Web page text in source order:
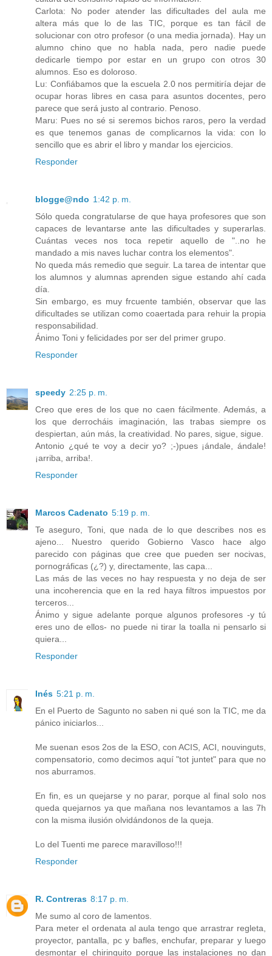
Carlota: No poder atender las dificultades del aula me
altera más que lo de las TIC, porque es tan fácil de
solucionar con otro profesor (o una media jornada). Hay un
alumno chino que no habla nada, pero nadie puede
dedicarle tiempo por estar en un grupo con otros 30
alumnos. Eso es doloroso.
Lu: Confiábamos que la escuela 2.0 nos permitiría dejar de
ocupar horas libres en casa para asuntos docentes, pero
parece que será justo al contrario. Penoso.
Maru: Pues no sé si seremos bichos raros, pero la verdad
es que tenemos ganas de complicarnos la vida: con lo
sencillo que es abrir el libro y mandar los ejercicios.
Responder
blogge@ndo 1:42 p. m.
Sólo queda congratularse de que haya profesores que son
capaces de levantarse ante las dificultades y superarlas.
Cuántas veces nos toca repetir aquello de "..no he
mandado a mis naves luchar contra los elementos".
No queda más remedio que seguir. La tarea de intentar que
los alumnos y alumnas aprenden sigue estando ahí cada
día.
Sin embargo, es muy frcuente también, observar que las
dificultades se utilizan como coaertada para rehuir la propia
responsabilidad.
Ánimo Toni y felicidades por ser del primer grupo.
Responder
speedy 2:25 p. m.
Creo que eres de los que no caen fácilmente. Además, a
los que derrocháis imaginación, las trabas siempre os
despiertan, aún más, la creatividad. No pares, sigue, sigue.
Antonio ¿qué te voy a decir yo? ;-)pues ¡ándale, ándale!
¡arriba, arriba!.
Responder
Marcos Cadenato 5:19 p. m.
Te aseguro, Toni, que nada de lo que describes nos es
ajeno... Nuestro querido Gobierno Vasco hace algo
parecido con páginas que cree que pueden ser nocivas,
pornográficas (¿?) y, directamente, las capa...
Las más de las veces no hay respuesta y no deja de ser
una incoherencia que en la red haya filtros impuestos por
terceros...
Ánimo y sigue adelante porque algunos profesores -y tú
eres uno de ellos- no puede ni tirar la toalla ni pensarlo si
quiera...
Responder
Inés 5:21 p. m.
En el Puerto de Sagunto no saben ni qué son la TIC, me da
pánico iniciarlos...
Me suenan esos 2os de la ESO, con ACIS, ACI, nouvinguts,
compensatorio, como decimos aquí "tot juntet" para que no
nos aburramos.
En fin, es un quejarse y no parar, porque al final solo nos
queda quejarnos ya que mañana nos levantamos a las 7h
con la misma ilusión olvidándonos de la queja.
Lo del Tuenti me parece maravilloso!!!
Responder
R. Contreras 8:17 p. m.
Me sumo al coro de lamentos.
Para meter el ordenata al aula tengo que arrastrar regleta,
proyector, pantalla, pc y bafles, enchufar, preparar y luego
desmontar el chiringuito porque las instalaciones no dan